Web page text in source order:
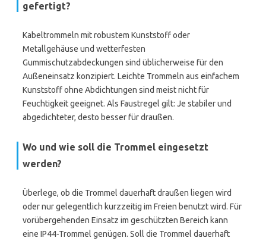
gefertigt?
Kabeltrommeln mit robustem Kunststoff oder
Metallgehäuse und wetterfesten
Gummischutzabdeckungen sind üblicherweise für den
Außeneinsatz konzipiert. Leichte Trommeln aus einfachem
Kunststoff ohne Abdichtungen sind meist nicht für
Feuchtigkeit geeignet. Als Faustregel gilt: Je stabiler und
abgedichteter, desto besser für draußen.
Wo und wie soll die Trommel eingesetzt
werden?
Überlege, ob die Trommel dauerhaft draußen liegen wird
oder nur gelegentlich kurzzeitig im Freien benutzt wird. Für
vorübergehenden Einsatz im geschützten Bereich kann
eine IP44-Trommel genügen. Soll die Trommel dauerhaft